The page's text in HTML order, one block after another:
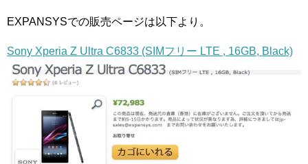
EXPANSYSでの販売ページは以下より。
Sony Xperia Z Ultra C6833 (SIMフリー LTE , 16GB, Black)